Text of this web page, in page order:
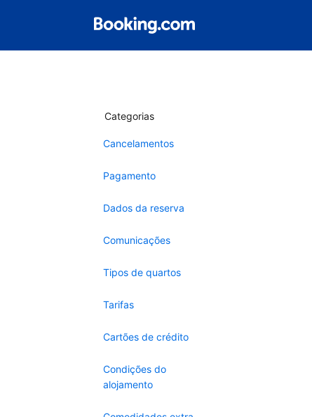
Categorias
Cancelamentos
Pagamento
Dados da reserva
Comunicações
Tipos de quartos
Tarifas
Cartões de crédito
Condições do
alojamento